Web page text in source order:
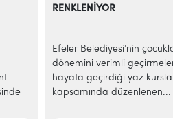
RENKLENİYOR
Efeler Belediyesi’nin
dönemini verimli
hayata geçirdiği yaz
kapsamında düzenlenen...